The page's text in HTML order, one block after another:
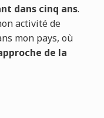
dans cinq ans.
activité de
mon pays, où
de la